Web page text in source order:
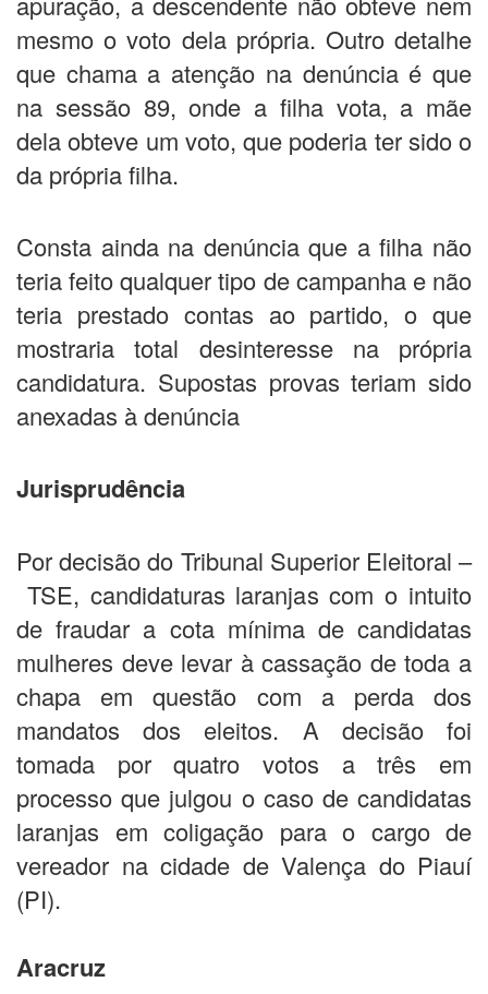
mesmo o voto dela própria. Outro detalhe
que chama a atenção na denúncia é que
na sessão 89, onde a filha vota, a mãe
dela obteve um voto, que poderia ter sido o
da própria filha.
Consta ainda na denúncia que a filha não
teria feito qualquer tipo de campanha e não
teria prestado contas ao partido, o que
mostraria total desinteresse na própria
candidatura. Supostas provas teriam sido
anexadas à denúncia
Jurisprudência
Por decisão do Tribunal Superior Eleitoral –
TSE, candidaturas laranjas com o intuito
de fraudar a cota mínima de candidatas
mulheres deve levar à cassação de toda a
chapa em questão com a perda dos
mandatos dos eleitos. A decisão foi
tomada por quatro votos a três em
processo que julgou o caso de candidatas
laranjas em coligação para o cargo de
vereador na cidade de Valença do Piauí
(PI).
Aracruz